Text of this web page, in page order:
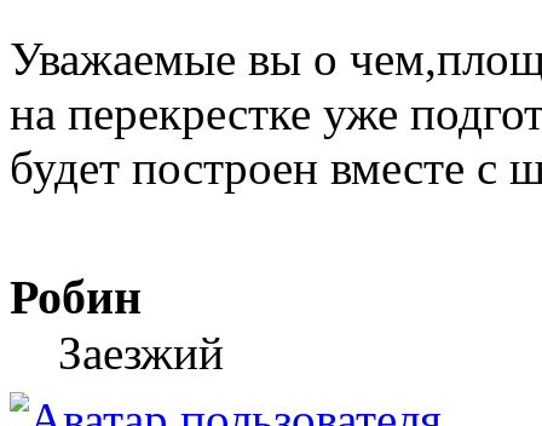
Уважаемые вы о
на перекрестке уже
будет построен вместе с
Робин
Заезжий